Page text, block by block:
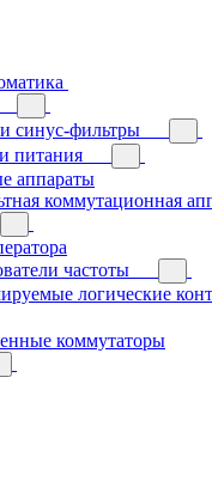
синус-фильтры
питания
аппараты
коммутационная
частоты
логические
коммутаторы